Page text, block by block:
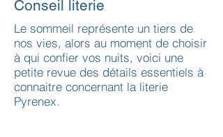
Conseil literie
Le sommeil représente un tiers de
nos vies, alors au moment de choisir
à qui confier vos nuits, voici une
petite revue des détails essentiels à
connaitre concernant la literie
Pyrenex.